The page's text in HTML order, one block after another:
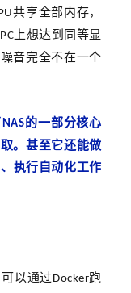
共享全部内存，
PC上想达到同等显
音完全不在一个
NAS的一部分核心
。甚至它还能做
执行自动化工作
可以通过Docker跑